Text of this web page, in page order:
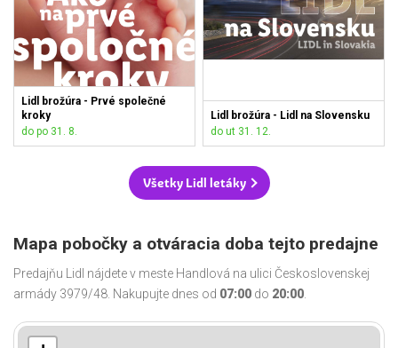
Lidl brožúra - Prvé společné
kroky
do po 31. 8.
Lidl brožúra - Lidl na Slovensku
do ut 31. 12.
Všetky Lidl letáky
Mapa pobočky a otváracia doba tejto predajne
Predajňu Lidl nájdete v meste Handlová na ulici Československej
armády 3979/48. Nakupujte dnes od 07:00 do 20:00